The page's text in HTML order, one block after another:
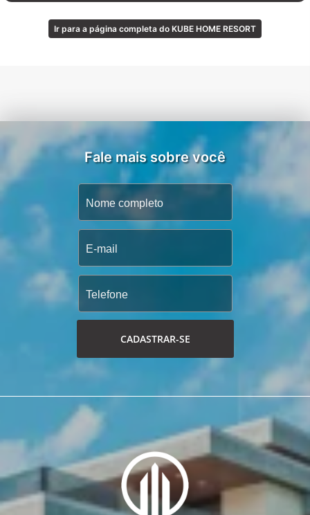
Ir para a página completa do KUBE HOME RESORT
Fale mais sobre você
CADASTRAR-SE